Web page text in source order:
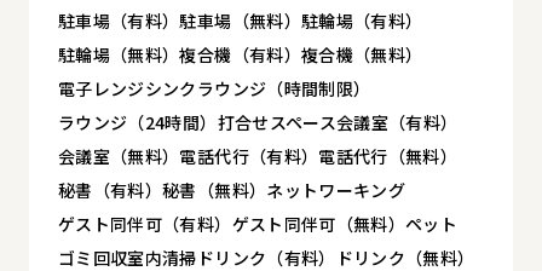
駐車場（有料）駐車場（無料） 駐輪場（有料）
駐輪場（無料）複合機（有料） 複合機（無料）
電子レンジシンクラウンジ（時間制限）
ラウンジ（24時間） 打合せスペース会議室（有料）
会議室（無料） 電話代行（有料） 電話代行（無料）
秘書（有料）秘書（無料） ネットワーキング
ゲスト同伴可（有料） ゲスト同伴可（無料）ペット
ゴミ回収室内清掃 ドリンク（有料） ドリンク（無料）